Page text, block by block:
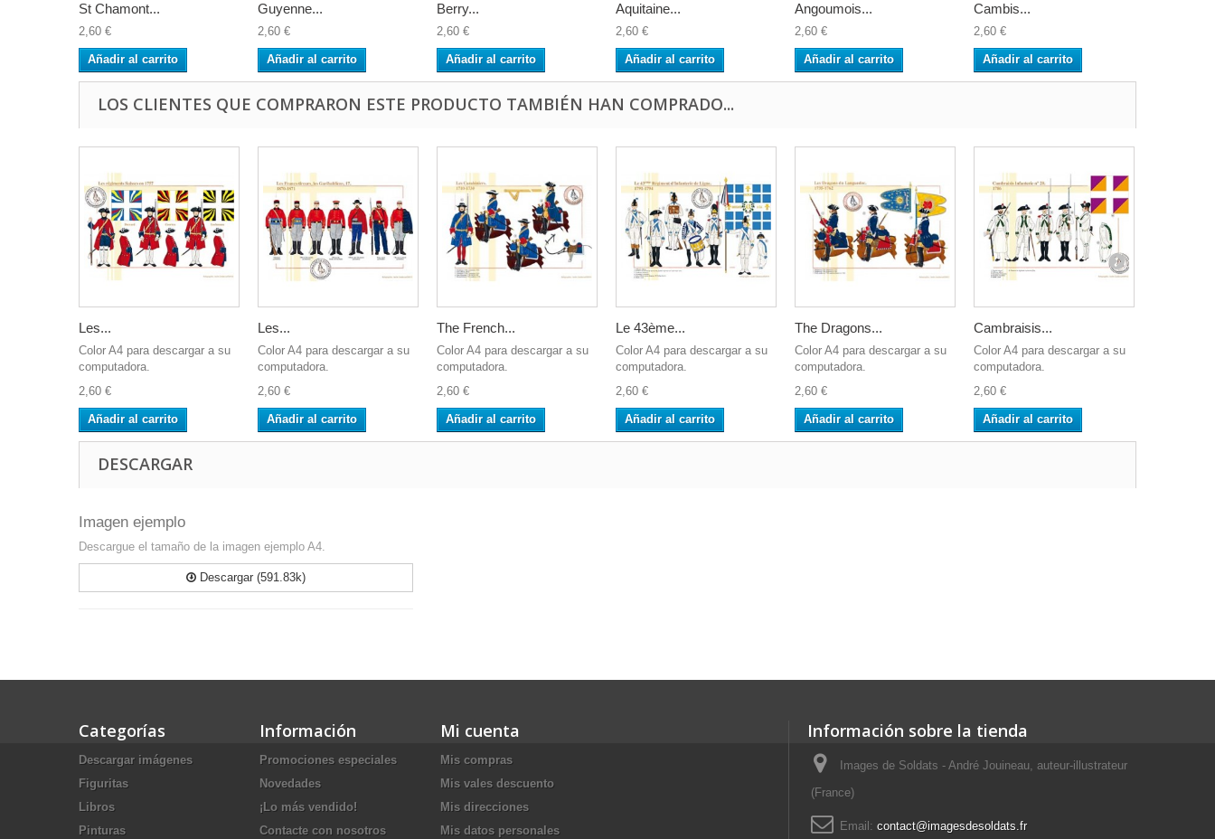
St Chamont...
2,60 €
Añadir al carrito
Guyenne...
2,60 €
Añadir al carrito
Berry...
2,60 €
Añadir al carrito
Aquitaine...
2,60 €
Añadir al carrito
Angoumois...
2,60 €
Añadir al carrito
Cambis...
2,60 €
Añadir al carrito
LOS CLIENTES QUE COMPRARON ESTE PRODUCTO TAMBIÉN HAN COMPRADO...
Les...
Color A4 para descargar a su
computadora.
2,60 €
Añadir al carrito
Les...
Color A4 para descargar a su
computadora.
2,60 €
Añadir al carrito
The French...
Color A4 para descargar a su
computadora.
2,60 €
Añadir al carrito
Le 43ème...
Color A4 para descargar a su
computadora.
2,60 €
Añadir al carrito
The Dragons...
Color A4 para descargar a su
computadora.
2,60 €
Añadir al carrito
Cambraisis...
Color A4 para descargar a su
computadora.
2,60 €
Añadir al carrito
DESCARGAR
Imagen ejemplo
Descargue el tamaño de la imagen ejemplo A4.
Descargar (591.83k)
Categorías
Descargar imágenes
Figuritas
Libros
Pinturas
Información
Promociones especiales
Novedades
¡Lo más vendido!
Contacte con nosotros
Mi cuenta
Mis compras
Mis vales descuento
Mis direcciones
Mis datos personales
Información sobre la tienda
Images de Soldats - André Jouineau, auteur-illustrateur
(France)
Email: contact@imagesdesoldats.fr